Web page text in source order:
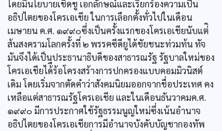
โดยมีนโยบายเชิดชู เอกลักษณ์และเรียกร้องความเป็น
อธิปไตยของโครเอเชีย ในการเลือกตั้งทั่วไปในเดือน
เมษายน ค.ศ. ๑๙๙๐ซึ่งเป็นครั้งแรกของโครเอเชียนับแต่ิ
ส้นสงครามโลกครั้งที่ ๒ พรรคซีดียูได้ชัยชนะท่วมท้น ทัจ
มันจึงได้เป็นประธานาธิบดีของสาธารณรัฐ รัฐบาลใหม่ของ
โครเอเชียได้ืร้อโครงสร้างการปกครองแบบคอมมิวนิสต์
เดิม โดยเริ่มจากตัดคำว่าสังคมนิยมออกจากชื่อประเทศ คง
เหลือแต่สาธารณรัฐโครเอเชีย และในเดือนธันวาคมค.ศ.
๑๙๙๐ มีการประกาศใช้รัฐธรรมนูญใหม่ซึ่งเน้นอำนาจ
อธิปไตยของโครเอเชียการมีอำนาจบังคับบัญชากองทัพ